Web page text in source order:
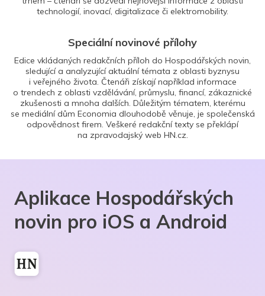
technologií, inovací, digitalizace či elektromobility.
Speciální novinové přílohy
Edice vkládaných redakčních příloh do Hospodářských novin,
sledující a analyzující aktuální témata z oblasti byznysu
i veřejného života. Čtenáři získají například informace
o trendech z oblasti vzdělávání, průmyslu, financí, zákaznické
zkušenosti a mnoha dalších. Důležitým tématem, kterému
se mediální dům Economia dlouhodobě věnuje, je společenská
odpovědnost firem. Veškeré redakční texty se překlápí
na zpravodajský web HN.cz.
Aplikace Hospodářských
novin pro iOS a Android